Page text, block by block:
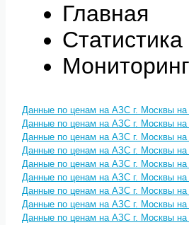
Главная
Данные по ценам на АЗС г. Москвы на
Данные по ценам на АЗС г. Москвы на
Данные по ценам на АЗС г. Москвы на
Данные по ценам на АЗС г. Москвы на
Данные по ценам на АЗС г. Москвы на
Данные по ценам на АЗС г. Москвы на
Данные по ценам на АЗС г. Москвы на
Данные по ценам на АЗС г. Москвы на
Данные по ценам на АЗС г. Москвы на